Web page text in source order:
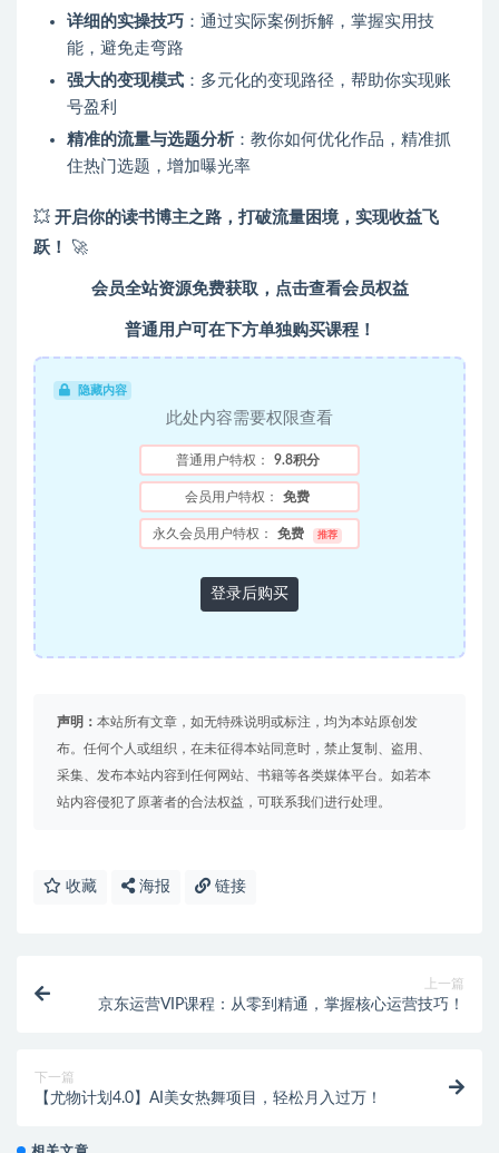
详细的实操技巧 ：通过实际案例拆解，掌握实用技
能，避免走弯路
强大的变现模式 ：多元化的变现路径，帮助你实现账
号盈利
精准的流量与选题分析 ：教你如何优化作品，精准抓
住热门选题，增加曝光率
💥 开启你的读书博主之路，打破流量困境，实现收益飞
跃！
🚀
会员全站资源免费获取，点击查看会员权益
普通用户可在下方单独购买课程！
隐藏内容
此处内容需要权限查看
普通用户特权： 9.8积分
会员用户特权： 免费
永久会员用户特权： 免费 推荐
登录后购买
声明： 本站所有文章，如无特殊说明或标注，均为本站原创发
布。任何个人或组织，在未征得本站同意时，禁止复制、盗用、
采集、发布本站内容到任何网站、书籍等各类媒体平台。如若本
站内容侵犯了原著者的合法权益，可联系我们进行处理。
收藏 海报 链接
上一篇
京东运营VIP课程：从零到精通，掌握核心运营技巧！
下一篇
【尤物计划4.0】AI美女热舞项目，轻松月入过万！